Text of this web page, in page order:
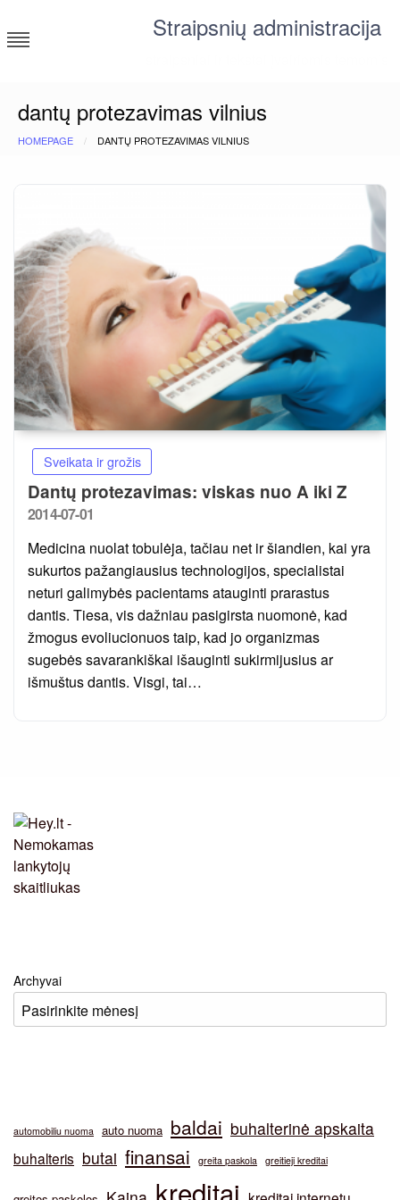
to
content
Straipsnių administracija
dantų protezavimas vilnius
HOMEPAGE DANTŲ PROTEZAVIMAS VILNIUS
Sveikata ir grožis
Dantų protezavimas: viskas nuo A iki Z
Posted
2014-07-01
Medicina nuolat tobulėja, tačiau net ir šiandien, kai yra
sukurtos pažangiausius technologijos, specialistai
neturi galimybės pacientams atauginti prarastus
dantis. Tiesa, vis dažniau pasigirsta nuomonė, kad
žmogus evoliucionuos taip, kad jo organizmas
sugebės savarankiškai išauginti sukirmijusius ar
išmuštus dantis. Visgi, tai…
Archyvai
automobiliu nuoma auto nuoma baldai buhalterinė apskaita
buhalteris butai finansai greita paskola greitieji kreditai
kreditai